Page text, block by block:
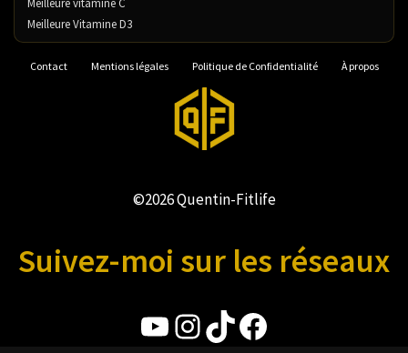
Meilleure vitamine C
Meilleure Vitamine D3
Contact Mentions légales Politique de Confidentialité À propos
©2026 Quentin-Fitlife
Suivez-moi sur les réseaux